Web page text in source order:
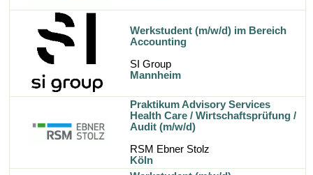
Werkstudent (m/w/d) im Bereich
Accounting
SI Group
Mannheim
Praktikum Advisory Services
Health Care / Wirtschaftsprüfung /
Audit (m/w/d)
RSM Ebner Stolz
Köln